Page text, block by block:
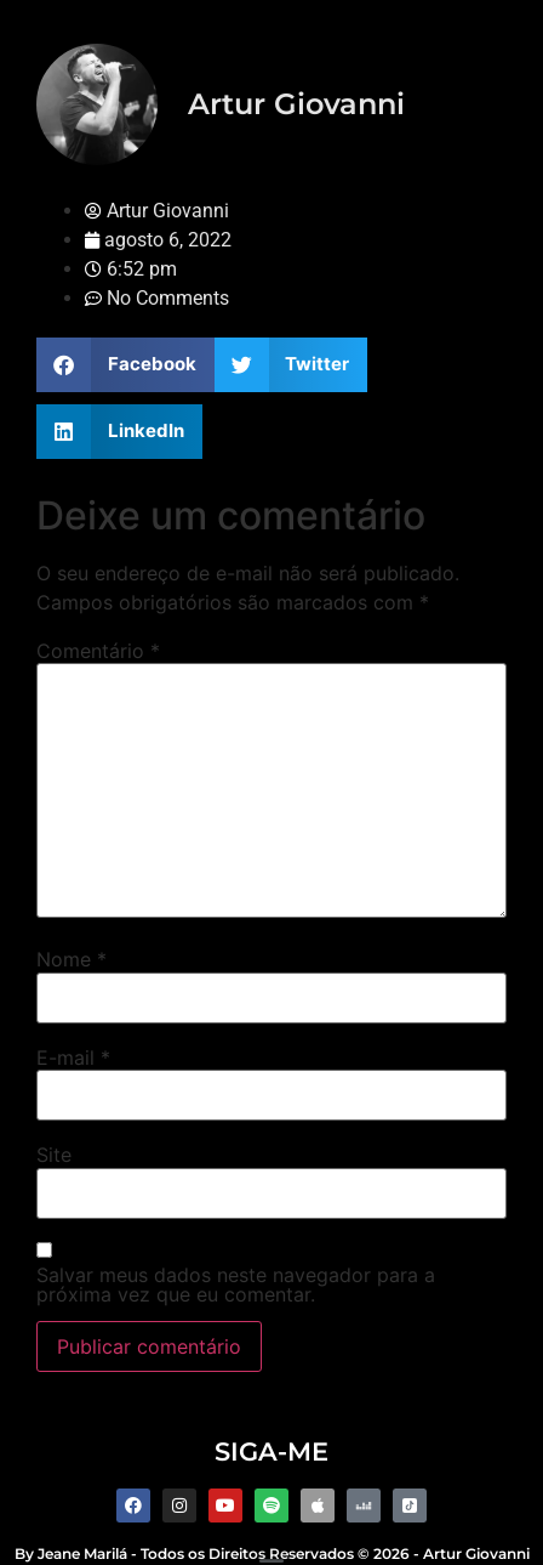
Artur Giovanni
Artur Giovanni
agosto 6, 2022
6:52 pm
No Comments
Facebook Twitter
LinkedIn
Deixe um comentário
O seu endereço de e-mail não será publicado.
Campos obrigatórios são marcados com *
Comentário *
Nome *
E-mail *
Site
Salvar meus dados neste navegador para a
próxima vez que eu comentar.
SIGA-ME
By Jeane Marilá- Todos os Direitos Reservados © 2026 - Artur Giovanni